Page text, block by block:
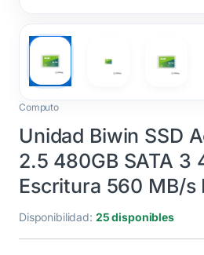
Computo
Unidad Biwin SSD
2.5 480GB SATA 3
Escritura 560 MB/s
Disponibilidad: 25 disponibles